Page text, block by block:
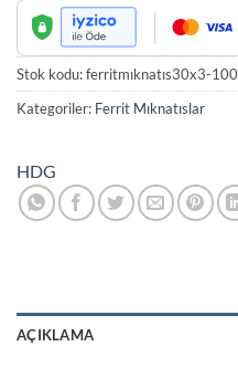
Stok kodu:ferritmıknatıs30x3-100
Kategoriler: Ferrit Mıknatıslar
HDG
AÇIKLAMA